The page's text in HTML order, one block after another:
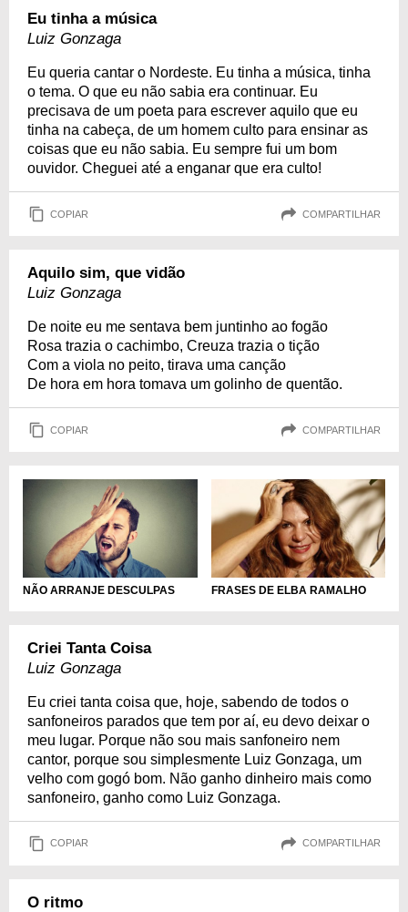
Eu tinha a música
Luiz Gonzaga
Eu queria cantar o Nordeste. Eu tinha a música, tinha
o tema. O que eu não sabia era continuar. Eu
precisava de um poeta para escrever aquilo que eu
tinha na cabeça, de um homem culto para ensinar as
coisas que eu não sabia. Eu sempre fui um bom
ouvidor. Cheguei até a enganar que era culto!
COPIAR COMPARTILHAR
Aquilo sim, que vidão
Luiz Gonzaga
De noite eu me sentava bem juntinho ao fogão
Rosa trazia o cachimbo, Creuza trazia o tição
Com a viola no peito, tirava uma canção
De hora em hora tomava um golinho de quentão.
COPIAR COMPARTILHAR
NÃO ARRANJE DESCULPAS FRASES DE ELBA RAMALHO
Criei Tanta Coisa
Luiz Gonzaga
Eu criei tanta coisa que, hoje, sabendo de todos o
sanfoneiros parados que tem por aí, eu devo deixar o
meu lugar. Porque não sou mais sanfoneiro nem
cantor, porque sou simplesmente Luiz Gonzaga, um
velho com gogó bom. Não ganho dinheiro mais como
sanfoneiro, ganho como Luiz Gonzaga.
COPIAR COMPARTILHAR
O ritmo